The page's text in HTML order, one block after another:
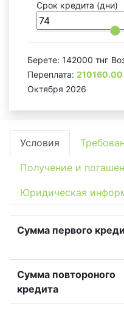
Срок кредита (дни)
Берете: 142000 тнг
Переплата: 210160.00
Октября 2026
Условия
Получение и
Юридическая
Сумма первого
Сумма повтороного
кредита